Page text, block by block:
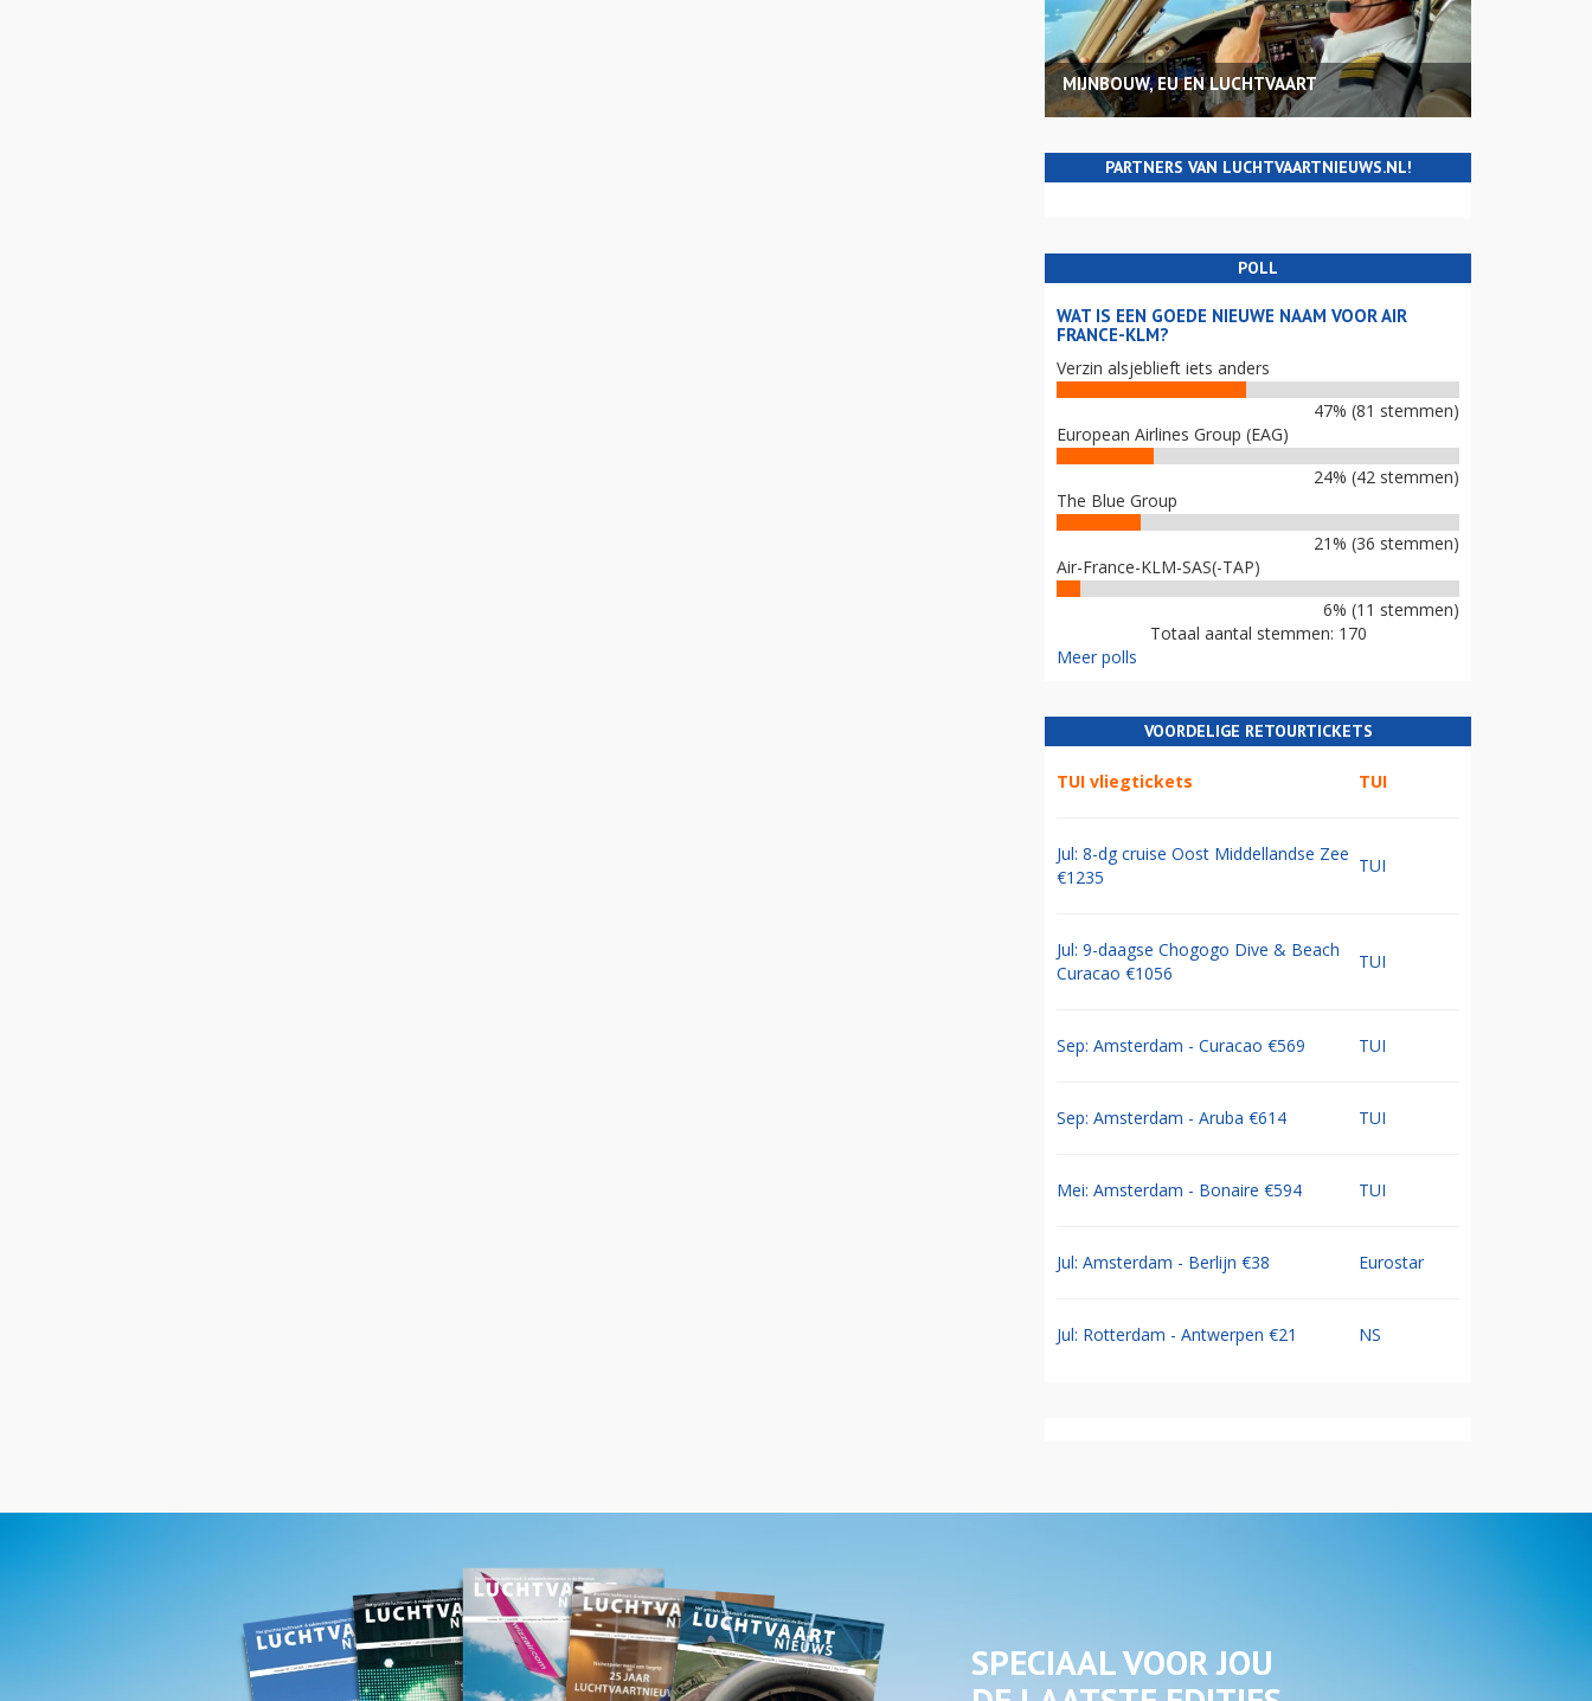
MIJNBOUW, EU EN LUCHTVAART
PARTNERS VAN LUCHTVAARTNIEUWS.NL!
POLL
WAT IS EEN GOEDE NIEUWE NAAM VOOR AIR
FRANCE-KLM?
Verzin alsjeblieft iets anders
47% (81 stemmen)
European Airlines Group (EAG)
24% (42 stemmen)
The Blue Group
21% (36 stemmen)
Air-France-KLM-SAS(-TAP)
6% (11 stemmen)
Totaal aantal stemmen: 170
Meer polls
VOORDELIGE RETOURTICKETS
TUI vliegtickets TUI
Jul: 8-dg cruise Oost Middellandse Zee
€1235
TUI
Jul: 9-daagse Chogogo Dive & Beach
Curacao €1056
TUI
Sep: Amsterdam - Curacao €569 TUI
Sep: Amsterdam - Aruba €614 TUI
Mei: Amsterdam - Bonaire €594 TUI
Jul: Amsterdam - Berlijn €38 Eurostar
Jul: Rotterdam - Antwerpen €21 NS
SPECIAAL VOOR JOU